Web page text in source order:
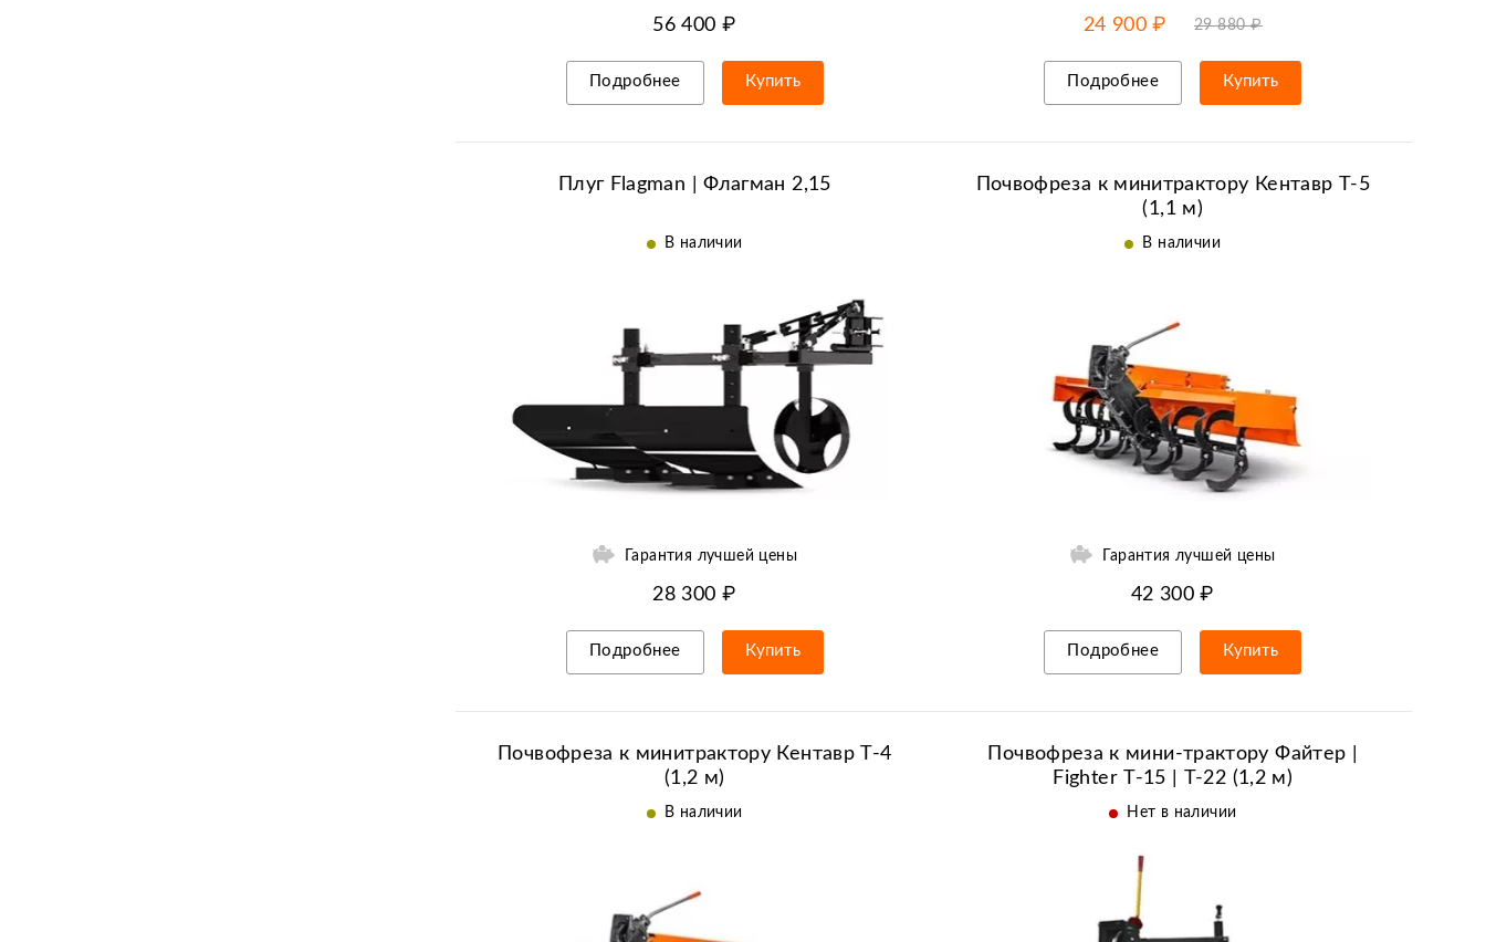
56 400 ₽
Подробнее Купить
-20% от цены до11.08
24 900 ₽ 29 880 ₽
Подробнее Купить
Плуг Flagman | Флагман 2,15
В наличии
Гарантия лучшей цены
28 300 ₽
Подробнее Купить
Почвофреза к минитрактору Кентавр Т-5
(1,1 м)
В наличии
Гарантия лучшей цены
42 300 ₽
Подробнее Купить
Почвофреза к минитрактору Кентавр Т-4
(1,2 м)
В наличии
Почвофреза к мини-трактору Файтер |
Fighter Т-15 | Т-22 (1,2 м)
Нет в наличии